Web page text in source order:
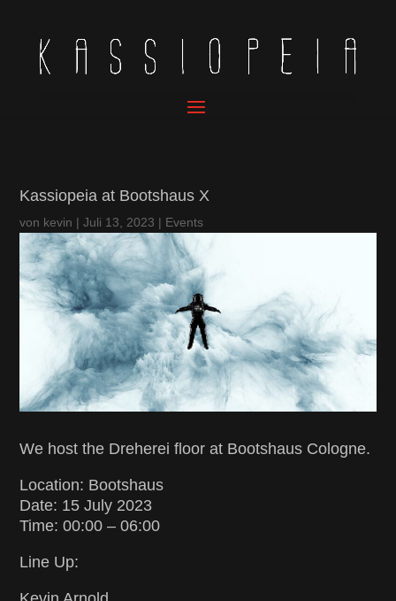
Kassiopeia at Bootshaus X
von kevin |Juli 13, 2023 | Events
We host the Dreherei floor at Bootshaus Cologne.
Location: Bootshaus
Date: 15 July 2023
Time: 00:00 – 06:00
Line Up: